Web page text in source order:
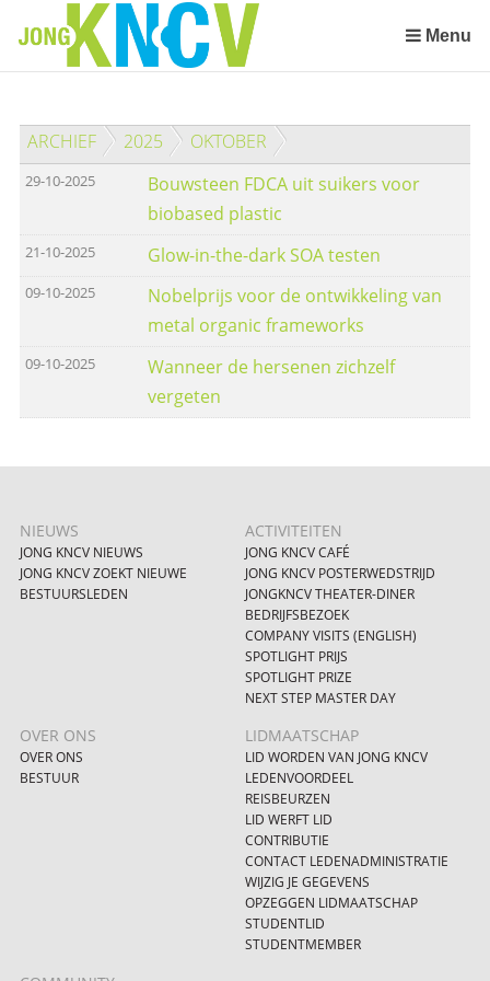
links
de
inhoud
het
Menu
ARCHIEF 2025 OKTOBER
29-10-2025
Bouwsteen FDCA uit suikers voor
biobased plastic
21-10-2025 Glow-in-the-dark SOA testen
09-10-2025
Nobelprijs voor de ontwikkeling van
metal organic frameworks
09-10-2025
Wanneer de hersenen zichzelf
vergeten
NIEUWS
JONG KNCV NIEUWS
JONG KNCV ZOEKT NIEUWE
BESTUURSLEDEN
ACTIVITEITEN
JONG KNCV CAFÉ
JONG KNCV POSTERWEDSTRIJD
JONGKNCV THEATER-DINER
BEDRIJFSBEZOEK
COMPANY VISITS (ENGLISH)
SPOTLIGHT PRIJS
SPOTLIGHT PRIZE
NEXT STEP MASTER DAY
OVER ONS
OVER ONS
BESTUUR
LIDMAATSCHAP
LID WORDEN VAN JONG KNCV
LEDENVOORDEEL
REISBEURZEN
LID WERFT LID
CONTRIBUTIE
CONTACT LEDENADMINISTRATIE
WIJZIG JE GEGEVENS
OPZEGGEN LIDMAATSCHAP
STUDENTLID
STUDENTMEMBER